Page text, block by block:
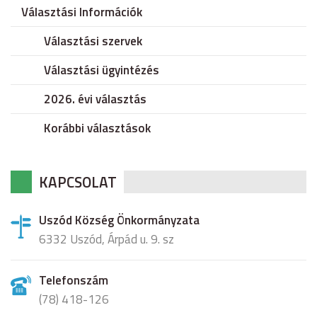
Választási Információk
Választási szervek
Választási ügyintézés
2026. évi választás
Korábbi választások
KAPCSOLAT
Uszód Község Önkormányzata
6332 Uszód, Árpád u. 9. sz
Telefonszám
(78) 418-126